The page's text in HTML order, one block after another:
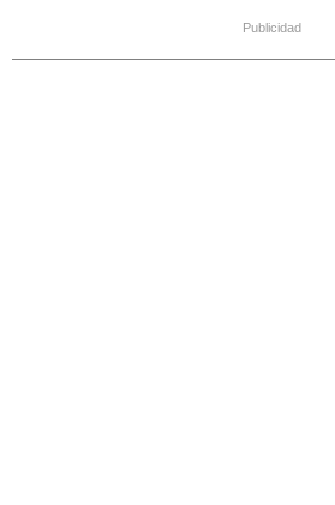
Publicidad